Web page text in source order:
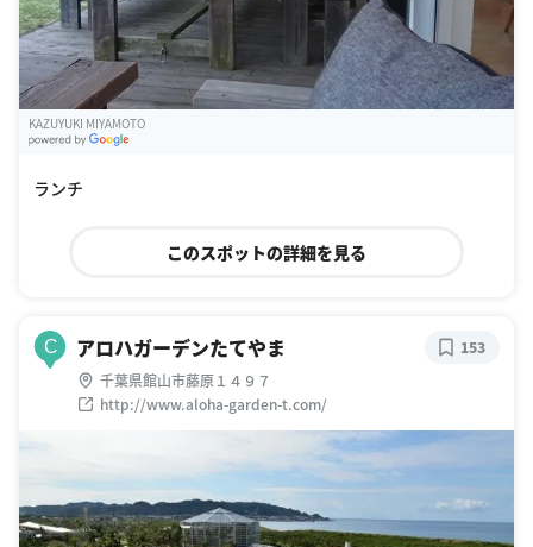
KAZUYUKI MIYAMOTO
ランチ
このスポットの詳細を見る
C アロハガーデンたてやま
千葉県館山市藤原１４９７
http://www.aloha-garden-t.com/
153